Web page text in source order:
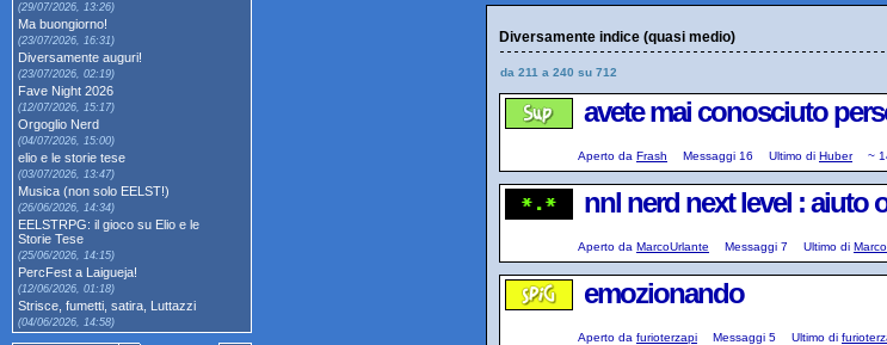
(29/07/2026, 13:26)
Ma buongiorno!
(23/07/2026, 16:31)
Diversamente auguri!
(23/07/2026, 02:19)
Fave Night 2026
(12/07/2026, 15:17)
Orgoglio Nerd
(04/07/2026, 15:00)
elio e le storie tese
(03/07/2026, 13:47)
Musica (non solo EELST!)
(26/06/2026, 14:34)
EELSTRPG: il gioco su Elio e le
Storie Tese
(25/06/2026, 14:15)
PercFest a Laigueja!
(12/06/2026, 01:18)
Strisce, fumetti, satira, Luttazzi
(04/06/2026, 14:58)
Diversamente indice (quasi medio)
da 211 a 240 su 712
avete mai conosciuto
Aperto da Frash Messaggi 16 Ultimo di Huber ~
nnl nerd next level : aiuto
Aperto da MarcoUrlante Messaggi 7 Ultimo di
emozionando
Aperto da furioterzapi Messaggi 5 Ultimo di